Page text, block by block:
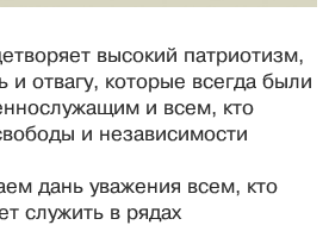
высокий патриотизм,
и отвагу, которые всегда были
и всем, кто
и независимости
дань уважения всем, кто
служить в рядах